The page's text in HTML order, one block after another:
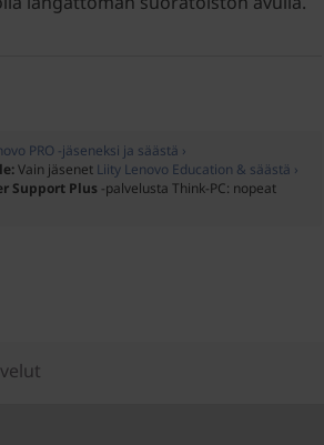
PRO -jäseneksi ja säästä ›
Vain jäsenet Liity Lenovo Education & säästä ›
Support Plus -palvelusta Think-PC: nopeat